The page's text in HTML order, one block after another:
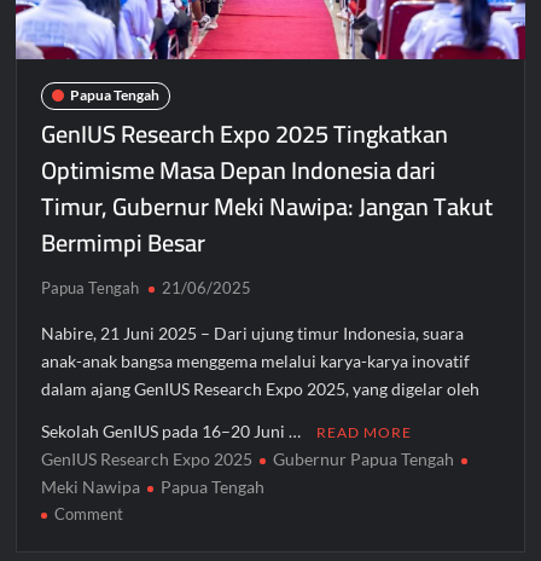
Papua Tengah
GenIUS Research Expo 2025 Tingkatkan
Optimisme Masa Depan Indonesia dari
Timur, Gubernur Meki Nawipa: Jangan Takut
Bermimpi Besar
Papua Tengah 21/06/2025
Nabire, 21 Juni 2025 – Dari ujung timur Indonesia, suara
anak-anak bangsa menggema melalui karya-karya inovatif
dalam ajang GenIUS Research Expo 2025, yang digelar oleh
Sekolah GenIUS pada 16–20 Juni … READ MORE
GenIUS Research Expo 2025
Gubernur Papua Tengah
Meki Nawipa
Papua Tengah
Commenton